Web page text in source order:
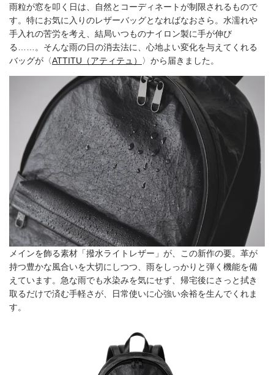
雨粒が窓を叩く日は、自然とコーディネートが制限されるもので
す。特にお気に入りのレザーバッグとなればなおさら。水濡れや
手入れの苦労を考え、結局いつものナイロン製に手が伸び
る……。そんな雨の日の消去法に、心地よい変化を与えてくれる
バッグが〈ATTITU（アティテュ） 〉から届きました。
メインを飾る素材「撥水ライトレザー」が、この新作の要。革が
持つ豊かな風合いを大切にしつつ、雨をしっかりと弾く機能を備
えています。急な雨でも水染みを気にせず、帰宅後にさっと拭き
取るだけで済む手軽さが、日常使いに心強い余裕を生んでくれま
す。